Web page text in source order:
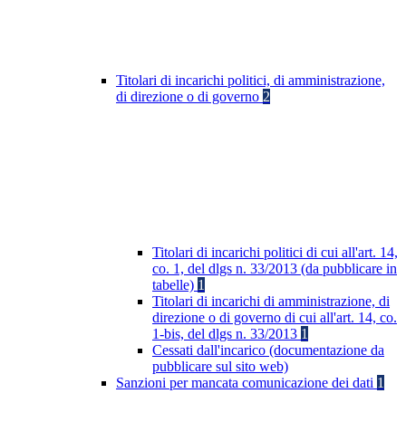
Titolari di incarichi politici, di amministrazione,
di direzione o di governo 2
Titolari di incarichi politici di cui all'art. 14,
co. 1, del dlgs n. 33/2013 (da pubblicare in
tabelle) 1
Titolari di incarichi di amministrazione, di
direzione o di governo di cui all'art. 14, co.
1-bis, del dlgs n. 33/2013 1
Cessati dall'incarico (documentazione da
pubblicare sul sito web)
Sanzioni per mancata comunicazione dei dati 1